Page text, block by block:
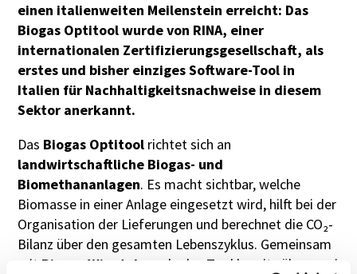
einen italienweiten Meilenstein erreicht: Das
Biogas Optitool wurde von RINA, einer
internationalen Zertifizierungsgesellschaft, als
erstes und bisher einziges Software-Tool in
Italien für Nachhaltigkeitsnachweise in diesem
Sektor anerkannt.
Das Biogas Optitool richtet sich an
landwirtschaftliche Biogas- und
Biomethananlagen. Es macht sichtbar, welche
Biomasse in einer Anlage eingesetzt wird, hilft bei der
Organisation der Lieferungen und berechnet die CO₂-
Bilanz über den gesamten Lebenszyklus. Gemeinsam
mit Biogas Wipptal wurde das Tool bereits über zwei